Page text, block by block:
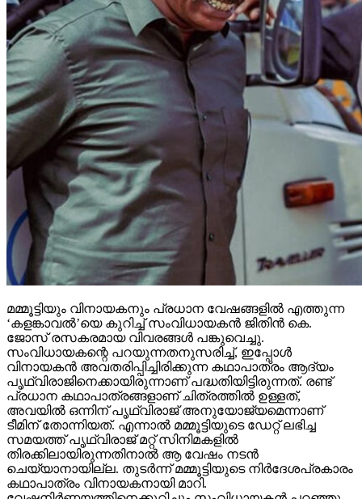
മമ്മൂട്ടിയും വിനായകനും പ്രധാന വേഷങ്ങളില്‍ എത്തുന്ന
‘കളങ്കാവല്‍’യെ കുറിച്ച് സംവിധായകന്‍ ജിതിന്‍ കെ.
ജോസ് രസകരമായ വിവരങ്ങള്‍ പങ്കുവെച്ചു.
സംവിധായകന്റെ പറയുന്നതനുസരിച്ച്, ഇപ്പോള്‍
വിനായകന്‍ അവതരിപ്പിച്ചിരിക്കുന്ന കഥാപാത്രം ആദ്യം
പൃഥ്വിരാജിനെക്കായിരുന്നാണ് പദ്ധതിയിട്ടിരുന്നത്. രണ്ട്
പ്രധാന കഥാപാത്രങ്ങളാണ് ചിത്രത്തില്‍ ഉള്ളത്,
അവയില്‍ ഒന്നിന് പൃഥ്വിരാജ് അനുയോജ്യമെന്നാണ്
ടീമിന് തോന്നിയത്. എന്നാല്‍ മമ്മൂട്ടിയുടെ ഡേറ്റ് ലഭിച്ച
സമയത്ത് പൃഥ്വിരാജ് മറ്റ് സിനിമകളില്‍
തിരക്കിലായിരുന്നതിനാല്‍ ആ വേഷം നടന്‍
ചെയ്യാനായില്ല. തുടര്‍ന്ന് മമ്മൂട്ടിയുടെ നിര്‍ദേശപ്രകാരം
കഥാപാത്രം വിനായകനായി മാറി.